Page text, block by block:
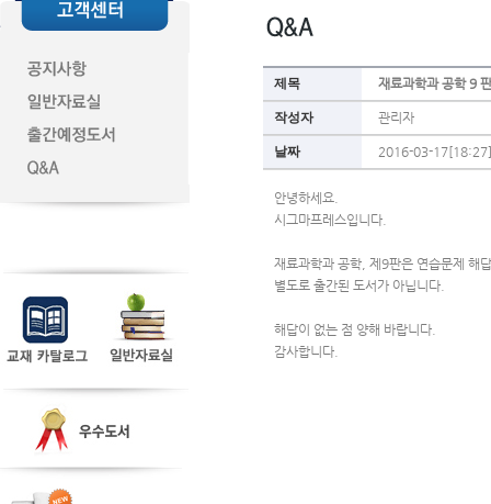
제목 재료과학과 공학 9 판
작성자 관리자
날짜 2016-03-17[18:27]
안녕하세요.
시그마프레스입니다.
재료과학과 공학, 제9판은 연습문제 해
별도로 출간된 도서가 아닙니다.
해답이 없는 점 양해 바랍니다.
감사합니다.